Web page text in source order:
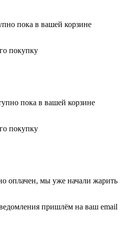
пока в вашей корзине
покупку
пока в вашей корзине
покупку
мы уже начали жарить
пришлём на ваш email